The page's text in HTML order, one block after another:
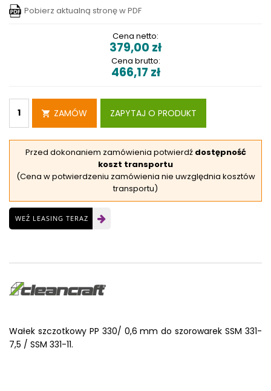
Pobierz aktualną stronę w PDF
Cena netto:
379,00 zł
Cena brutto:
466,17 zł
ZAMÓW ZAPYTAJ O PRODUKT
Przed dokonaniem zamówienia potwierdź dostępność
koszt transportu
(Cena w potwierdzeniu zamówienia nie uwzględnia kosztów
transportu)
WEŹ LEASING TERAZ
Wałek szczotkowy PP 330/ 0,6 mm do szorowarek SSM 331-
7,5 / SSM 331-11.